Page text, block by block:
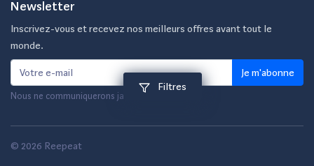
Filtres
Newsletter
Inscrivez-vous et recevez nos meilleurs offres avant tout le
monde.
Je m'abonne
Nous ne communiquerons jamais votre e-mail.
© 2026 Reepeat